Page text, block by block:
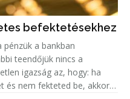
befektetésekhez
pénzük a bankban
teendőjük nincs a
igazság az, hogy: ha
és nem fekteted be, akkor